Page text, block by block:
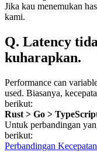
Jika kau menemukan
kami.
Q. Latency
kuharapkan.
Performance can
used. Biasanya,
berikut:
Rust > Go >
Untuk perbandingan
berikut:
Perbandingan